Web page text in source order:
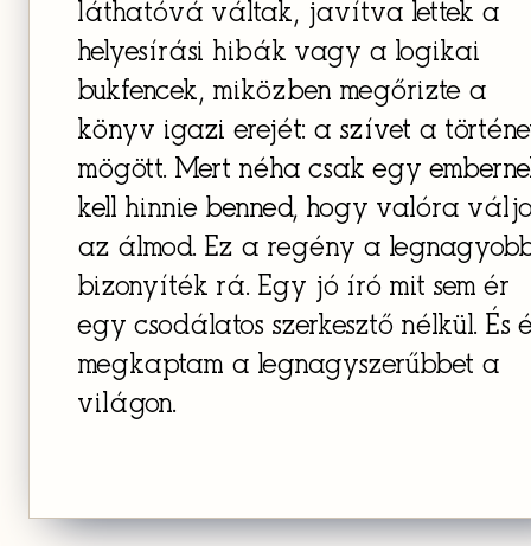
láthatóvá váltak, javítva lettek a
helyesírási hibák vagy a logikai
bukfencek, miközben megőrizte a
könyv igazi erejét: a szívet a
mögött. Mert néha csak egy
kell hinnie benned, hogy valóra
az álmod. Ez a regény a
bizonyíték rá. Egy jó író mit sem ér
egy csodálatos szerkesztő nélkül. És
megkaptam a legnagyszerűbbet a
világon.